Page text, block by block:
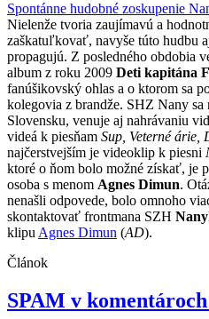
Spontánne hudobné zoskupenie
Nielenže tvoria zaujímavú a
zaškatuľkovať, navyše túto hudbu
propagujú. Z posledného obdobia
album z roku 2009 Deti kapitána
fanúšikovský ohlas a o ktorom sa
kolegovia z brandže. SHZ Nany sa
Slovensku, venuje aj nahrávaniu
videá k piesňam Sup, Veterné árie,
najčerstvejším je videoklip k piesni
ktoré o ňom bolo možné získať, je
osoba s menom Agnes Dimun.
nenašli odpovede, bolo omnoho
skontaktovať frontmana SZH
klipu Agnes Dimun (AD).
Článok
SPAM v